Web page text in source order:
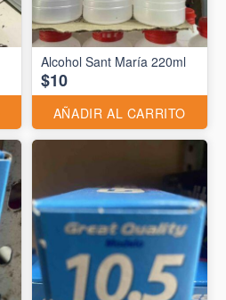
Alcohol Sant María 220ml
$10
AÑADIR AL CARRITO